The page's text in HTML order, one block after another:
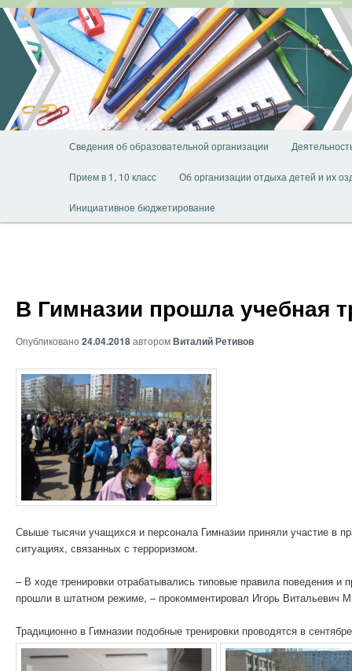
Перейти
основному
содержимому
Сведения об образовательной организации
Прием в 1, 10 класс Об организации отдыха детей и их
Инициативное бюджетирование
В Гимназии прошла учебная
Опубликовано 24.04.2018авторомВиталий Ретивов
Свыше тысячи учащихся и персонала Гимназии приняли участие в
ситуациях, связанных с терроризмом.
– В ходе тренировки отрабатывались типовые правила поведения и
прошли в штатном режиме, – прокомментировал Игорь Витальевич
Традиционно в Гимназии подобные тренировки проводятся в